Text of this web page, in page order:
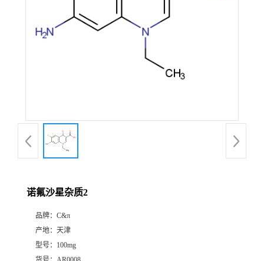
诺氟沙星杂质2
品牌： C&π
产地： 天津
型号： 100mg